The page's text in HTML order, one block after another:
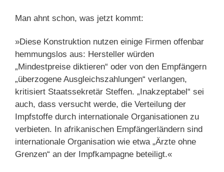
Man ahnt schon, was jetzt kommt:
»Diese Konstruktion nutzen einige Firmen offenbar
hemmungslos aus: Hersteller würden
„Mindestpreise diktieren“ oder von den Empfängern
„überzogene Ausgleichszahlungen“ verlangen,
kritisiert Staatssekretär Steffen. „Inakzeptabel“ sei
auch, dass versucht werde, die Verteilung der
Impfstoffe durch internationale Organisationen zu
verbieten. In afrikanischen Empfängerländern sind
internationale Organisation wie etwa „Ärzte ohne
Grenzen“ an der Impfkampagne beteiligt.«